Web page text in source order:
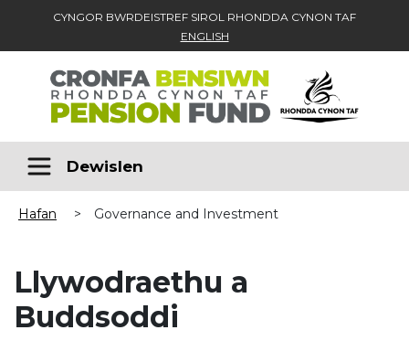
CYNGOR BWRDEISTREF SIROL RHONDDA CYNON TAF
ENGLISH
Skip to main content
Dewislen
Hafan > Governance and Investment
Llywodraethu a
Buddsoddi